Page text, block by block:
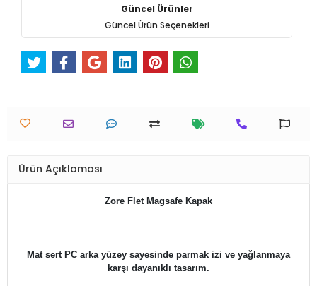
Güncel Ürünler
Güncel Ürün Seçenekleri
Ürün Açıklaması
Zore Flet Magsafe Kapak
Mat sert PC arka yüzey sayesinde parmak izi ve yağlanmaya
karşı dayanıklı tasarım.